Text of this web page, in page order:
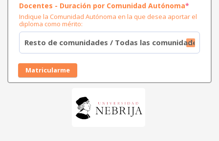
Docentes - Duración por Comunidad Autónoma*
e
u
i
r
e
Indique la Comunidad Autónoma en la que desea aportar el
diploma como mérito:
Matricularme